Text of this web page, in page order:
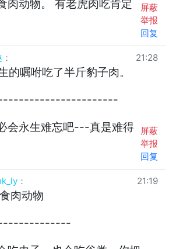
肉动物。 有老虎肉吃肯定
屏蔽
举报
回复
： 21:28
的嘱咐吃了半斤豹子肉。
会永生难忘吧---真是难得
屏蔽
举报
回复
： 21:19
肉动物